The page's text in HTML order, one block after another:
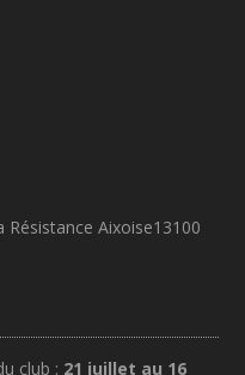
Aixoise13100
club : 21 juillet au 16